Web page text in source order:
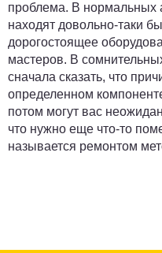
проблема. В нормальных
находят довольно-таки
дорогостоящее
мастеров. В
сначала сказать, что
определенном
потом могут вас
что нужно еще что-то
называется ремонтом